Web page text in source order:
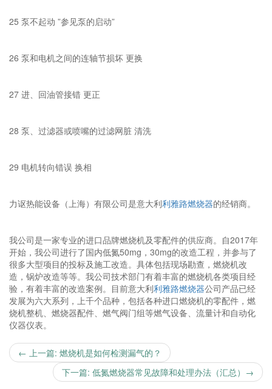
25 泵不起动 ”参见泵的启动”
26 泵和电机之间的连轴节损坏 更换
27 进、回油管接错 更正
28 泵、过滤器或喷嘴的过滤网脏 清洗
29 电机转向错误 换相
力讴热能设备（上海）有限公司是意大利利雅路燃烧器的经销商。
我公司是一家专业的进口品牌燃烧机及零配件的供应商。自2017年
开始，我公司进行了国内低氮50mg，30mg的改造工程，并参与了
很多大型项目的投标及施工改造。具体包括现场勘查，燃烧机改
造，锅炉改造等等。我公司技术部门有着丰富的燃烧机各类项目经
验，有着丰富的改造案例。目前意大利利雅路燃烧器公司产品已经
发展为六大系列，上千个品种，包括各种进口燃烧机的零配件，燃
烧机整机、燃烧器配件、燃气阀门组等燃气设备、流量计和自动化
仪器仪表。
← 上一篇: 燃烧机是如何检测漏气的？
下一篇: 低氮燃烧器常见故障和处理办法（汇总）→